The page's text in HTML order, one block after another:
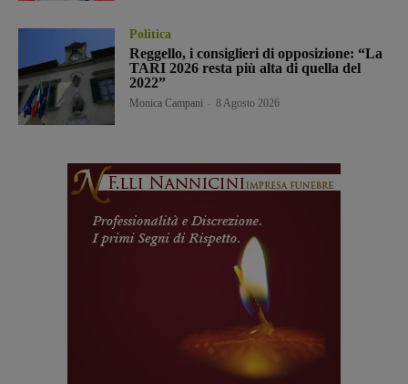
Politica
Reggello, i consiglieri di opposizione: “La
TARI 2026 resta più alta di quella del
2022”
Monica Campani 8 Agosto 2026